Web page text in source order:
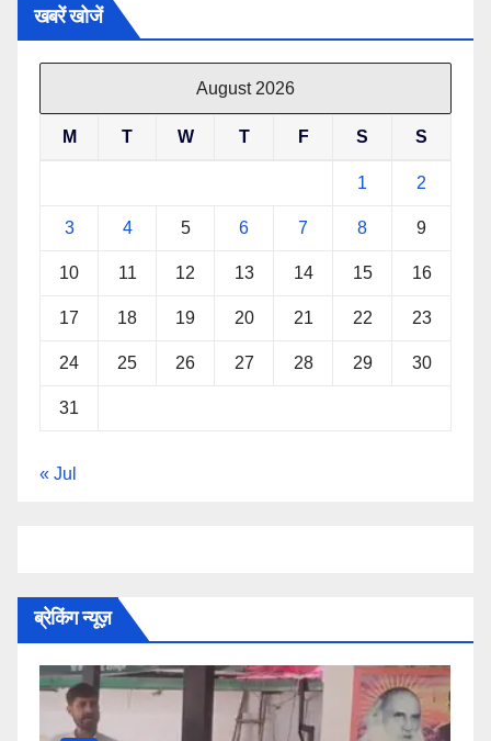
खबरें खोजें
August 2026
M T W T F S S
1 2
3 4 5 6 7 8 9
10 11 12 13 14 15 16
17 18 19 20 21 22 23
24 25 26 27 28 29 30
31
« Jul
ब्रेकिंग न्यूज़